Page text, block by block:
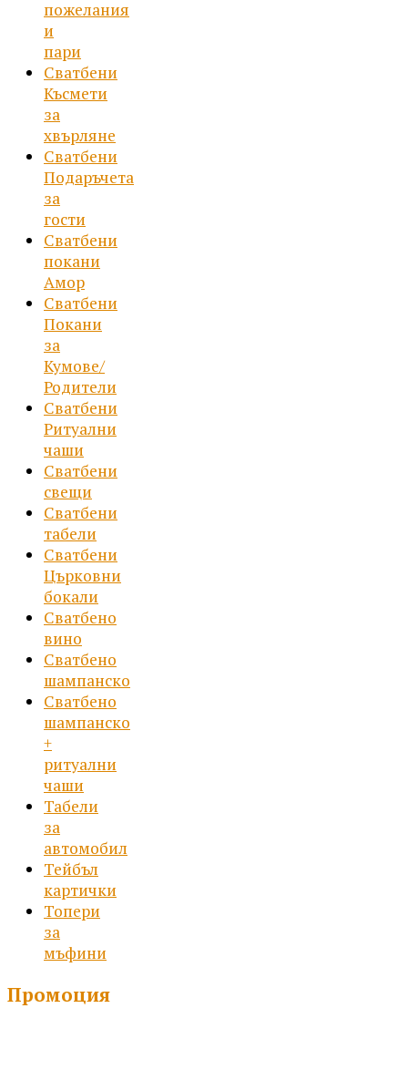
пожелания
и
пари
Сватбени
Късмети
за
хвърляне
Сватбени
Подаръчета
за
гости
Сватбени
покани
Амор
Сватбени
Покани
за
Кумове/
Родители
Сватбени
Ритуални
чаши
Сватбени
свещи
Сватбени
табели
Сватбени
Църковни
бокали
Сватбено
вино
Сватбено
шампанско
Сватбено
шампанско
+
ритуални
чаши
Табели
за
автомобил
Тейбъл
картички
Топери
за
мъфини
Промоция